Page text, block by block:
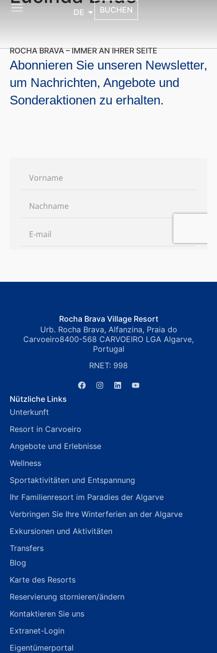
DE BUCHEN
ROCHA BRAVA – IMMER AN IHRER SEITE
Abonnieren Sie unseren Newsletter,
um Nachrichten, Angebote und
Sonderaktionen zu erhalten.
Rocha Brava Village Resort
Urb. Rocha Brava, Alfanzina, Praia do
Carvoeiro8400-568 CARVOEIRO LGA Algarve,
Portugal
RNET: 998
Nützliche Links
Unterkunft
Resort in Carvoeiro
Angebote und Erlebnisse
Wellness
Sportaktivitäten und Entspannung
Ihr Familienresort im Paradies der Algarve
Verbringen Sie Ihre Winterferien an der Algarve
Exkursionen und Aktivitäten
Transfers
Blog
Karte des Resorts
Reservierung stornieren/ändern
Kontaktieren Sie uns
Extranet-Login
Eigentümerportal